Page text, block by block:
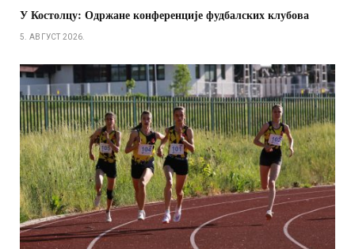
У Костолцу: Одржане конференције фудбалских клубова
5. АВГУСТ 2026.